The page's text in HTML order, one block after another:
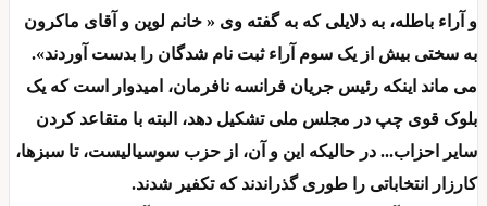
و آراء باطله، به دلایلی که به گفته وی « خانم لوپن و آقای ماکرون
به سختی بیش از یک سوم آراء ثبت نام شدگان را بدست آوردند».
می ماند اینکه رئیس جریان فرانسه نافرمان، امیدوار است که یک
بلوک قوی چپ در مجلس ملی تشکیل دهد، البته با متقاعد کردن
سایر احزاب... در حالیکه این و آن، از حزب سوسیالیست، تا سبزها،
کارزار انتخاباتی را طوری گذراندند که تکفیر شدند.